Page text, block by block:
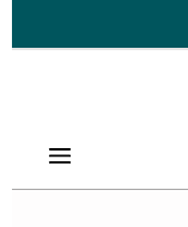
Zum Hauptinhalt